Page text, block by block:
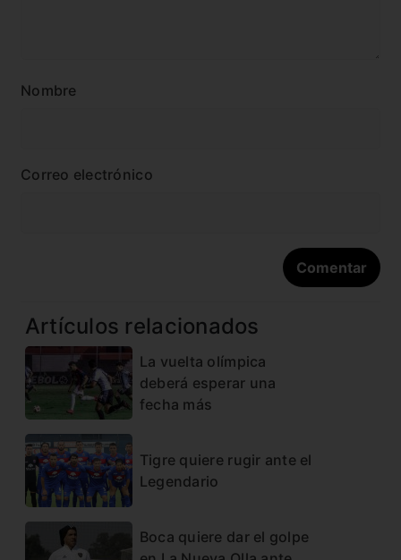
Nombre
Correo electrónico
Artículos relacionados
La vuelta olímpica
deberá esperar una
fecha más
Tigre quiere rugir ante el
Legendario
Boca quiere dar el golpe